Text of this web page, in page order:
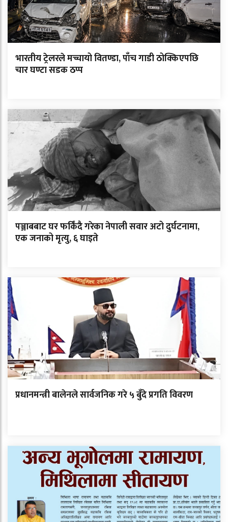
भारतीय ट्रेलरले मच्चायो वितण्डा, पाँच गाडी ठोक्किएपछि
चार घण्टा सडक ठप्प
पञ्जाबबाट घर फर्किंदै गरेका नेपाली सवार अटो दुर्घटनामा,
एक जनाको मृत्यु, ६ घाइते
प्रधानमन्त्री बालेनले सार्वजनिक गरे ५ बुँदे प्रगति विवरण